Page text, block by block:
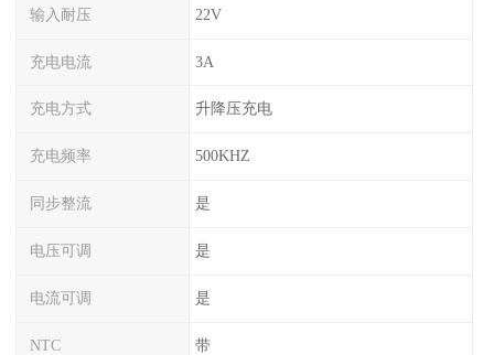
输入耐压 22V
充电电流 3A
充电方式 升降压充电
充电频率 500KHZ
同步整流 是
电压可调 是
电流可调 是
NTC 带